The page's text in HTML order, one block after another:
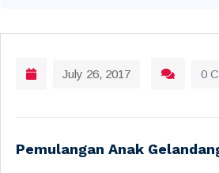
July 26, 2017 0
Pemulangan Anak